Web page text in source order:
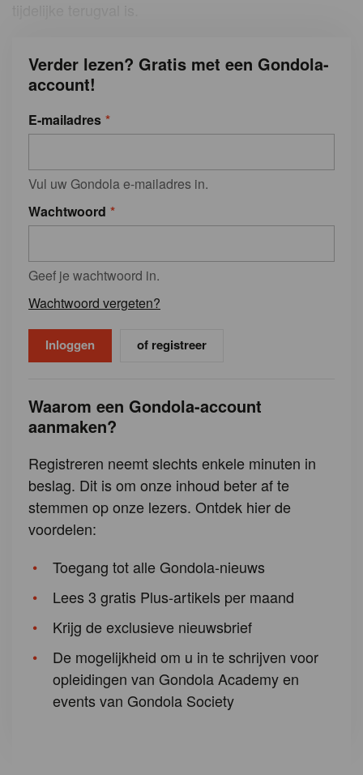
Verder lezen? Gratis met een Gondola-
account!
E-mailadres
Vul uw Gondola e-mailadres in.
Wachtwoord
Geef je wachtwoord in.
Wachtwoord vergeten?
of registreer
Waarom een Gondola-account
aanmaken?
Registreren neemt slechts enkele minuten in
beslag. Dit is om onze inhoud beter af te
stemmen op onze lezers. Ontdek hier de
voordelen:
Toegang tot alle Gondola-nieuws
Lees 3 gratis Plus-artikels per maand
Krijg de exclusieve nieuwsbrief
De mogelijkheid om u in te schrijven voor
opleidingen van Gondola Academy en
events van Gondola Society